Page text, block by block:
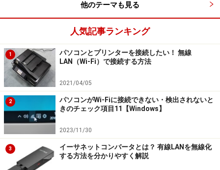
他のテーマも見る
人気記事ランキング
1
パソコンとプリンターを接続したい！ 無線
LAN（Wi-Fi）で接続する方法
2021/04/05
2
パソコンがWi-Fiに接続できない・検出されないと
きのチェック項目11【Windows】
2023/11/30
3
イーサネットコンバータとは？ 有線LANを無線化
する方法を分かりやすく解説